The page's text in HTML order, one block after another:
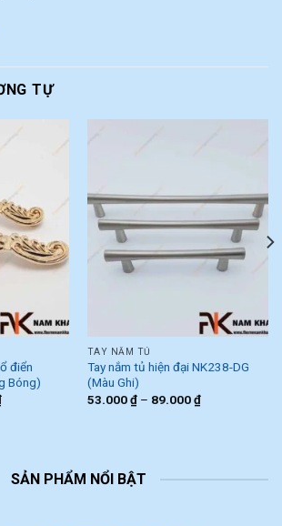
TỰ
điển
Bóng)
TAY NẮM TỦ
Tay nắm tủ hiện đại NK238-DG
(Màu Ghi)
53.000₫– 89.000₫
SẢN PHẨM NỔI BẬT